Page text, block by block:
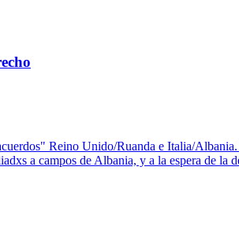
Reino Unido/Ruanda e Italia/
a campos de Albania, y a la espera de la